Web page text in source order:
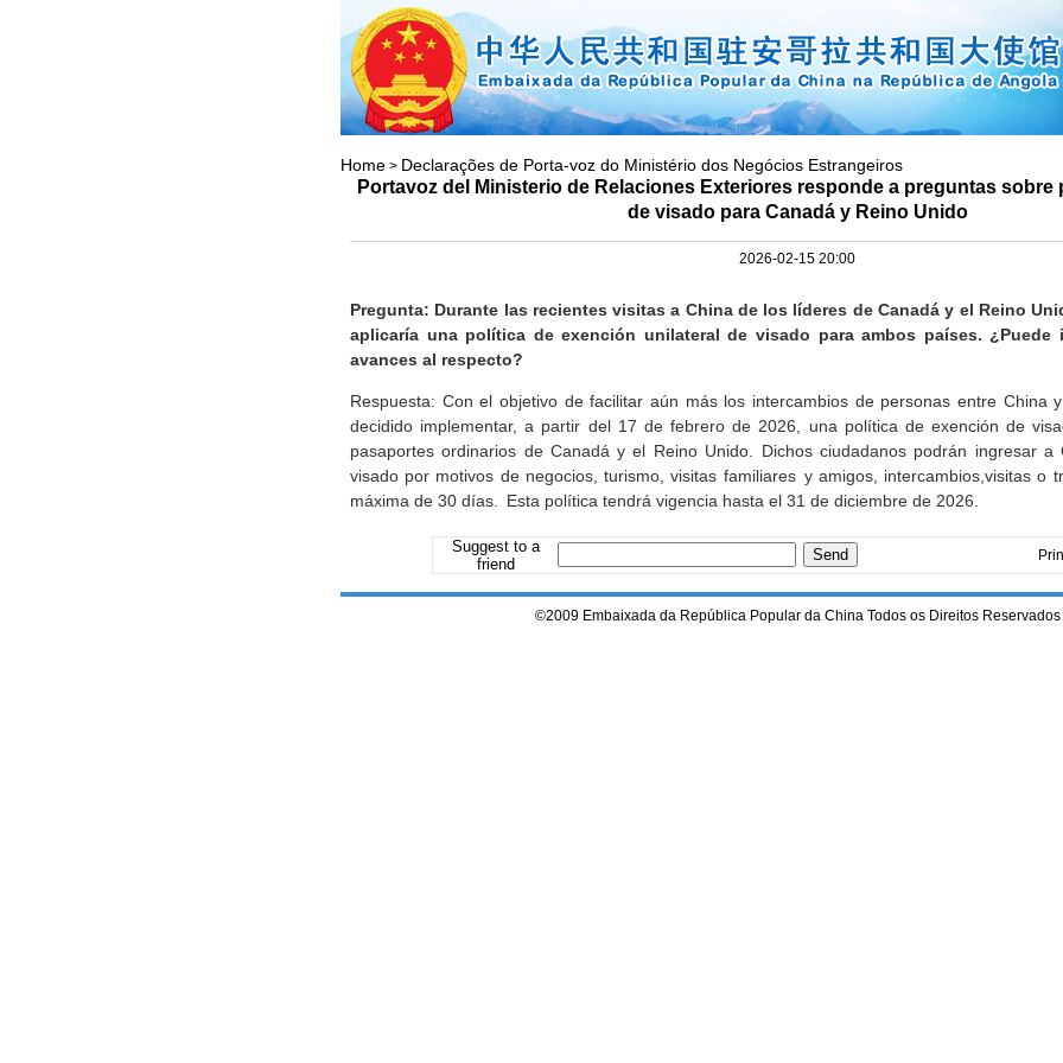
Home > Declarações de Porta-voz do Ministério dos Negócios Estrangeiros
Portavoz del Ministerio de Relaciones Exteriores responde a preguntas sobre
de visado para Canadá y Reino Unido
2026-02-15 20:00
Pregunta: Durante las recientes visitas a China de los líderes de Canadá y el Reino
aplicaría una política de exención unilateral de visado para ambos países. ¿Puede
avances al respecto?
Respuesta: Con el objetivo de facilitar aún más los intercambios de personas entre China
decidido implementar, a partir del 17 de febrero de 2026, una política de exención de
pasaportes ordinarios de Canadá y el Reino Unido. Dichos ciudadanos podrán ingresar a
visado por motivos de negocios, turismo, visitas familiares y amigos, intercambios,visitas o
máxima de 30 días. Esta política tendrá vigencia hasta el 31 de diciembre de 2026.
Suggest to a
friend
©2009 Embaixada da República Popular da China Todos os Direitos Reservados